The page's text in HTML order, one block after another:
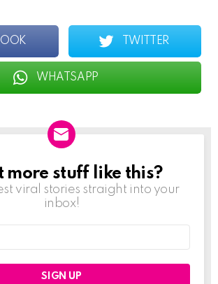
TWITTER
WHATSAPP
more stuff like this?
viral stories straight into your
inbox!